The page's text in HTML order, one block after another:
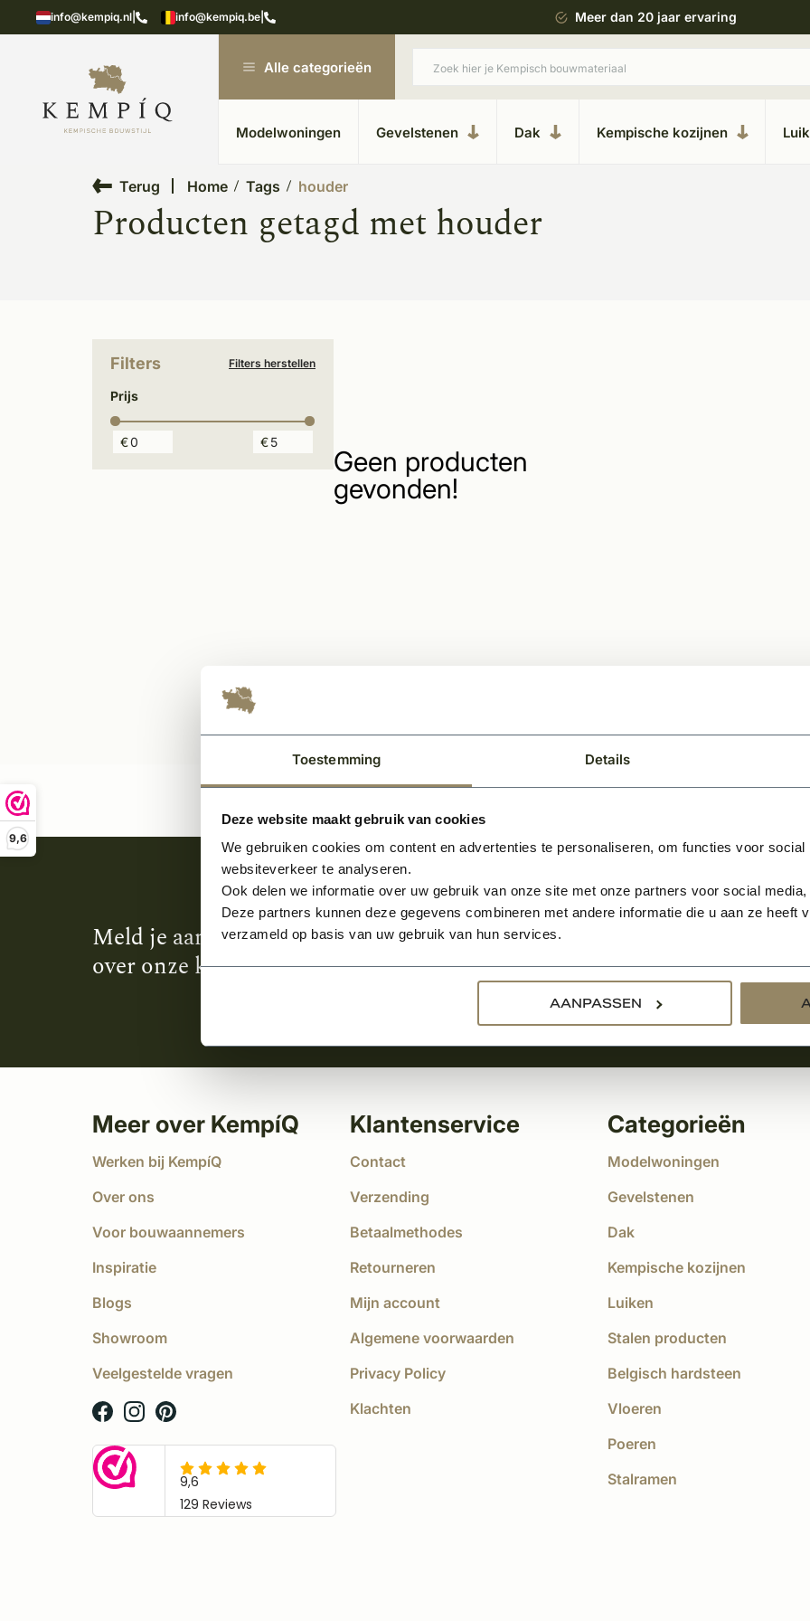
Toestemming Details
Deze website maakt gebruik van cookies
We gebruiken cookies om content en advertenties te personaliseren, om functies voor
websiteverkeer te analyseren.
Ook delen we informatie over uw gebruik van onze site met onze partners voor social
Deze partners kunnen deze gegevens combineren met andere informatie die u aan ze heeft
verzameld op basis van uw gebruik van hun services.
AANPASSEN
9,6
info@kempiq.nl info@kempiq.be
in Kesteren Unieke materialen in kempische bouwstijl Meer dan 20 jaar ervaring
Alle categorieën
Modelwoningen Gevelstenen Dak Kempische kozijnen
Terug Home Tags houder
Producten getagd met houder
Filters Filters herstellen
Prijs
€ €
Geen producten
gevonden!
Meld je aan en ontvang het laatste nieuws
over onze kempische bouwstijl!
Meer over KempíQ
Werken bij KempíQ
Over ons
Voor bouwaannemers
Inspiratie
Blogs
Showroom
Veelgestelde vragen
Klantenservice
Contact
Verzending
Betaalmethodes
Retourneren
Mijn account
Algemene voorwaarden
Privacy Policy
Klachten
Categorieën
Modelwoningen
Gevelstenen
Dak
Kempische kozijnen
Luiken
Stalen producten
Belgisch hardsteen
Vloeren
Poeren
Stalramen